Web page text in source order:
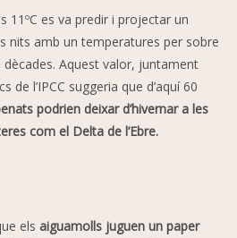
11ºC es va predir i projectar un
nits amb un temperatures per sobre
dècades. Aquest valor, juntament
de l’IPCC suggeria que d’aquí 60
podrien deixar d’hivernar a les
com el Delta de l’Ebre.
els aiguamolls juguen un paper